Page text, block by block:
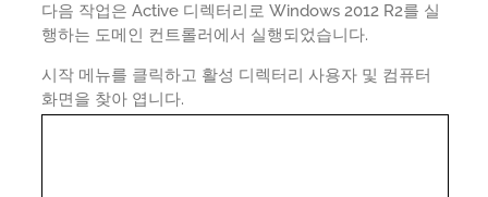
다음 작업은 Active 디렉터리로 Windows 2012 R2를 실
행하는 도메인 컨트롤러에서 실행되었습니다.
시작 메뉴를 클릭하고 활성 디렉터리 사용자 및 컴퓨터
화면을 찾아 엽니다.